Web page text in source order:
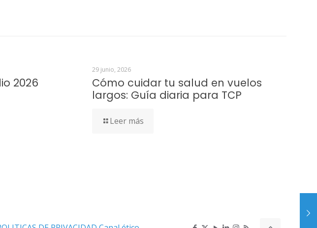
2026
29 junio, 2026
Cómo cuidar tu salud en vuelos
largos: Guía diaria para TCP
Leer más